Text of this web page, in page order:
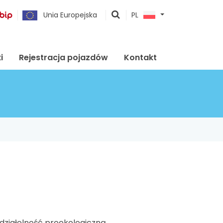
Unia Europejska
pokaż
PL
Rejestracja pojazdów Kontakt